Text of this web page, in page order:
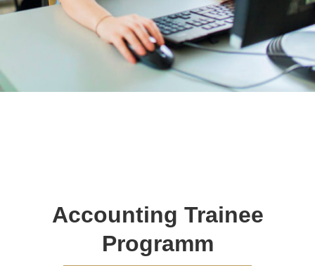
Accounting Trainee
Programm